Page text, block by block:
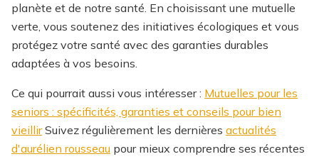
planète et de notre santé. En choisissant une mutuelle
verte, vous soutenez des initiatives écologiques et vous
protégez votre santé avec des garanties durables
adaptées à vos besoins.
Ce qui pourrait aussi vous intéresser : Mutuelles pour les
seniors : spécificités, garanties et conseils pour bien
vieillirSuivez régulièrement les dernières actualités
d'aurélien rousseau pour mieux comprendre ses récentes